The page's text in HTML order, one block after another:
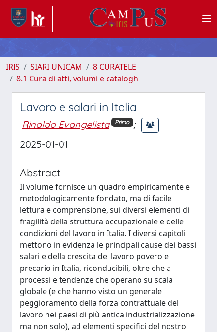
IRIS SIARI UNICAM
8 CURATELE
8.1 Cura di atti, volumi e cataloghi
Lavoro e salari in Italia
Rinaldo Evangelista Primo ;
2025-01-01
Abstract
Il volume fornisce un quadro empiricamente e
metodologicamente fondato, ma di facile
lettura e comprensione, sui diversi elementi di
fragilità della struttura occupazionale e delle
condizioni del lavoro in Italia. I diversi capitoli
mettono in evidenza le principali cause dei bassi
salari e della crescita del lavoro povero e
precario in Italia, riconducibili, oltre che a
processi e tendenze che operano su scala
globale (e che hanno visto un generale
peggioramento della forza contrattuale del
lavoro nei paesi di più antica industrializzazione
ma non solo), ad elementi specifici del nostro